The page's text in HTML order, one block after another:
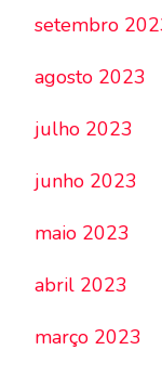
setembro
agosto 2023
julho 2023
junho 2023
maio 2023
abril 2023
março 2023